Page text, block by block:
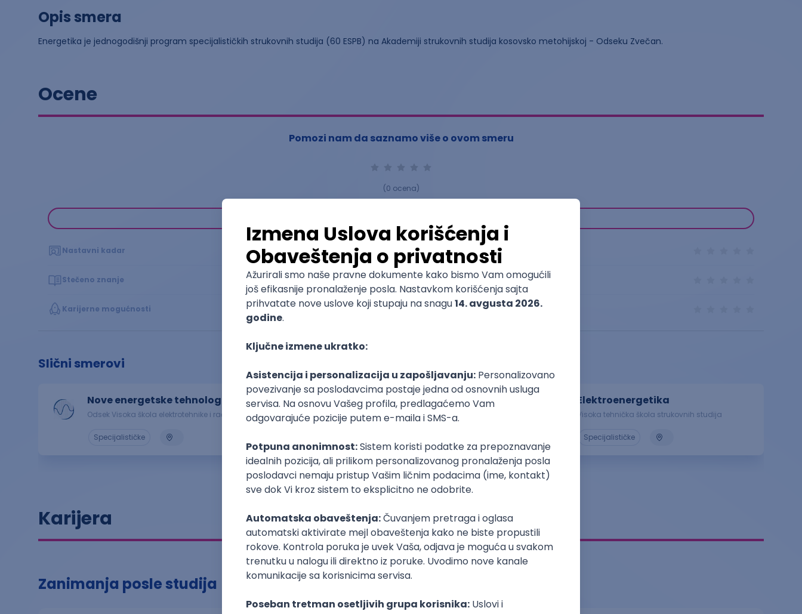
Opis smera
Energetika je jednogodišnji program specijalističkih strukovnih studija (60 ESPB) na Akademiji strukovnih studija kosovsko metohijskoj - Odseku Zvečan.
Ocene
Pomozi nam da saznamo više o ovom smeru
(0 ocena)
Nastavni kadar
Stečeno znanje
Karijerne mogućnosti
Slični smerovi
Nove energetske tehnologije
Odsek Visoka škola elektrotehnike i računarstva
Specijalističke
Nove energetske tehnologije
Akademija strukovnih studija kosovsko
metohijska - Odsek Uroševac - Leposavić
Elektroenergetika
Visoka tehnička škola strukovnih studija
Specijalističke
Karijera
Zanimanja posle studija